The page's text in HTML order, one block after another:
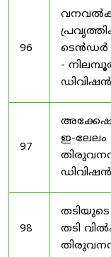
96
ടെൻഡർ
-
ഡിവിഷൻ
97
ഇ-ലേലം
ഡിവിഷൻ
98
തടി